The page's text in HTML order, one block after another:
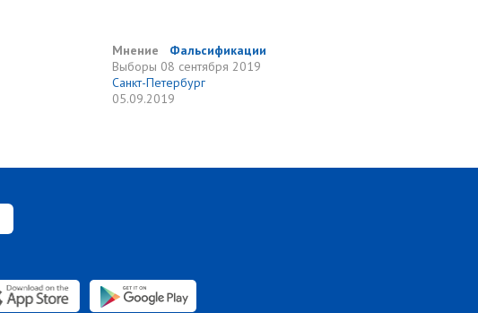
Мнение
Фальсификации
Выборы 08 сентября 2019
Санкт-Петербург
05.09.2019